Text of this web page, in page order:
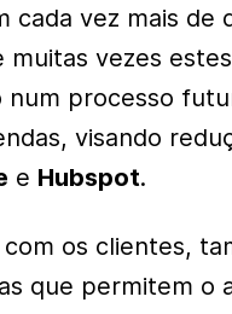
cada vez mais de
muitas vezes
num processo
visando
e Hubspot.
com os clientes,
que permitem o